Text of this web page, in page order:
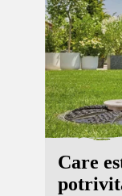
Care